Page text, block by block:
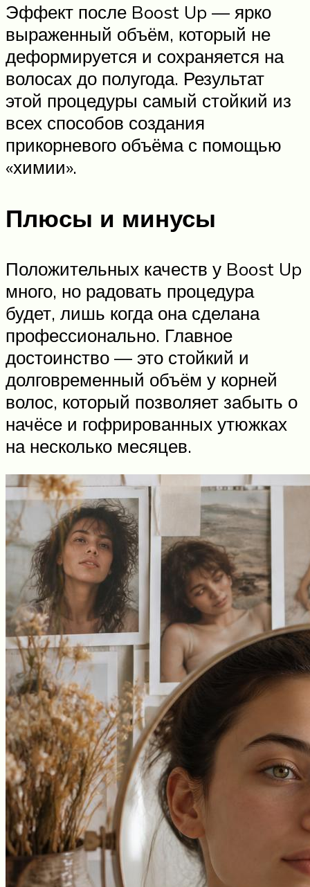
Эффект после Boost Up — ярко
выраженный объём, который не
деформируется и сохраняется на
волосах до полугода. Результат
этой процедуры самый стойкий из
всех способов создания
прикорневого объёма с помощью
«химии».
Плюсы и минусы
Положительных качеств у Boost Up
много, но радовать процедура
будет, лишь когда она сделана
профессионально. Главное
достоинство — это стойкий и
долговременный объём у корней
волос, который позволяет забыть о
начёсе и гофрированных утюжках
на несколько месяцев.